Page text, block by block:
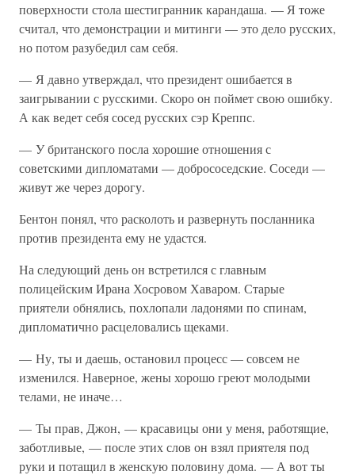
поверхности стола шестигранник карандаша. — Я тоже
считал, что демонстрации и митинги — это дело русских,
но потом разубедил сам себя.
— Я давно утверждал, что президент ошибается в
заигрывании с русскими. Скоро он поймет свою ошибку.
А как ведет себя сосед русских сэр Креппс.
— У британского посла хорошие отношения с
советскими дипломатами — добрососедские. Соседи —
живут же через дорогу.
Бентон понял, что расколоть и развернуть посланника
против президента ему не удастся.
На следующий день он встретился с главным
полицейским Ирана Хосровом Хаваром. Старые
приятели обнялись, похлопали ладонями по спинам,
дипломатично расцеловались щеками.
— Ну, ты и даешь, остановил процесс — совсем не
изменился. Наверное, жены хорошо греют молодыми
телами, не иначе…
— Ты прав, Джон, — красавицы они у меня, работящие,
заботливые, — после этих слов он взял приятеля под
руки и потащил в женскую половину дома. — А вот ты